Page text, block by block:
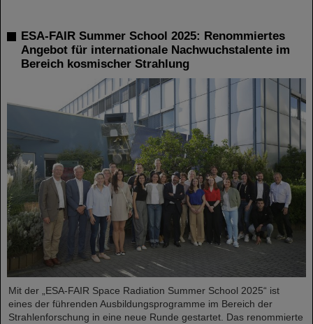
ESA-FAIR Summer School 2025: Renommiertes
Angebot für internationale Nachwuchstalente im
Bereich kosmischer Strahlung
Mit der „ESA-FAIR Space Radiation Summer School 2025“ ist
eines der führenden Ausbildungsprogramme im Bereich der
Strahlenforschung in eine neue Runde gestartet. Das renommierte